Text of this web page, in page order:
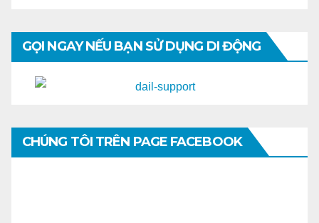
GỌI NGAY NẾU BẠN SỬ DỤNG DI ĐỘNG
CHÚNG TÔI TRÊN PAGE FACEBOOK